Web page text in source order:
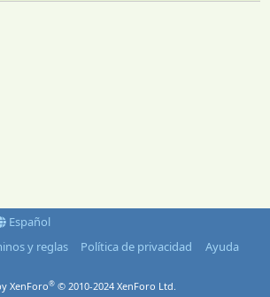
Español
y reglas Política de privacidad
Ayuda
XenForo® © 2010-2024 XenForo Ltd.